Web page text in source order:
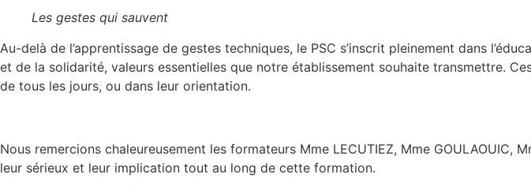
Les gestes qui sauvent
Au-delà de l’apprentissage de gestes techniques, le PSC s’inscrit pleinement dans
et de la solidarité, valeurs essentielles que notre établissement souhaite transmettre.
de tous les jours, ou dans leur orientation.
Nous remercions chaleureusement les formateurs Mme LECUTIEZ, Mme
leur sérieux et leur implication tout au long de cette formation.